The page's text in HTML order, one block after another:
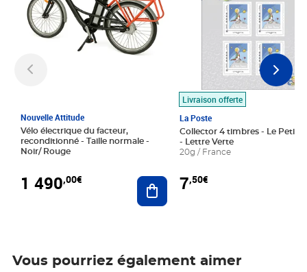
Nouvelle Attitude
Vélo électrique du facteur,
reconditionné - Taille normale -
Noir/ Rouge
1 490,00€ Ajouter au panier
Livraison offerte
La Poste
Collector 4 timbres - Le Petit
- Lettre Verte
20g / France
7,50€
Vous pourriez également aimer